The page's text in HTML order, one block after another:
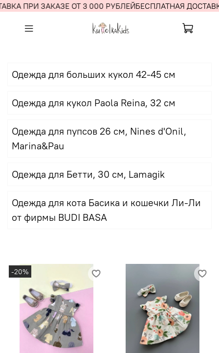
ПРИ ЗАКАЗЕ ОТ 3 000 РУБЛЕЙБЕСПЛАТНАЯ ДОСТАВКА
Одежда для больших кукол 42-45 см
Одежда для кукол Paola Reina, 32 см
Одежда для пупсов 26 см, Nines d'Onil,
Marina&Pau
Одежда для Бетти, 30 см, Lamagik
Одежда для кота Басика и кошечки Ли-Ли
от фирмы BUDI BASA
-20%